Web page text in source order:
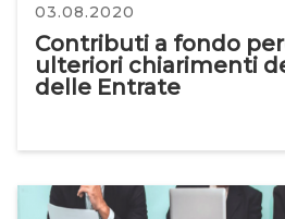
03.08.2020
Contributi a fondo
ulteriori chiarimenti
delle Entrate